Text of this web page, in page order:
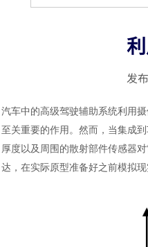
发
汽车中的高级驾驶辅助系统利用
至关重要的作用。然而，当集成
厚度以及周围的散射部件传感器
达，在实际原型准备好之前模拟现